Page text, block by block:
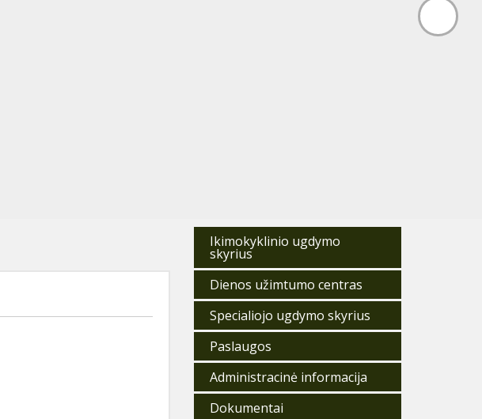
Ikimokyklinio ugdymo
skyrius
Dienos užimtumo centras
Specialiojo ugdymo skyrius
Paslaugos
Administracinė informacija
Dokumentai